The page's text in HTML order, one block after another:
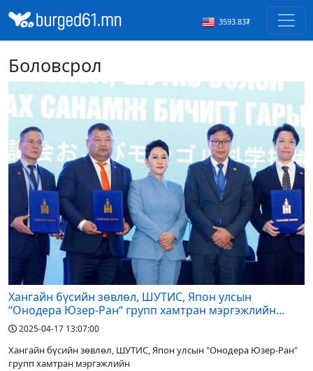
3593.83₮
Боловсрол
Хангайн бүсийн зөвлөл, ШУТИС, Япон улсын
“Онодера Юзер-Ран“ групп хамтран мэргэжлийн
боловсон хүчин бэлтгэнэ
2025-04-17 13:07:00
Хангайн бүсийн зөвлөл, ШУТИС, Япон улсын "Онодера Юзер-Ран"
групп хамтран мэргэжлийн